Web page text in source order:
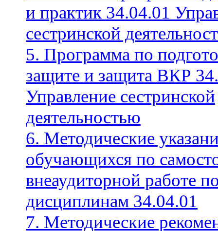
и практик 34.04.01
сестринской
5. Программа по
защите и защита ВКР
Управление сестринской
деятельностью
6. Методические
обучающихся по
внеаудиторной работе
дисциплинам 34.04.01
7. Методические